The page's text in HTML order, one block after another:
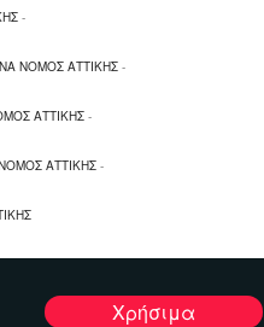
-
ΝΟΜΟΣ ΑΤΤΙΚΗΣ -
ΑΤΤΙΚΗΣ -
ΑΤΤΙΚΗΣ -
Χρήσιμα